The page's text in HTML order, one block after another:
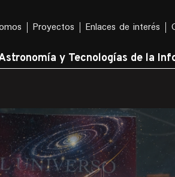
Proyectos Enlaces de interés
y Tecnologías de la